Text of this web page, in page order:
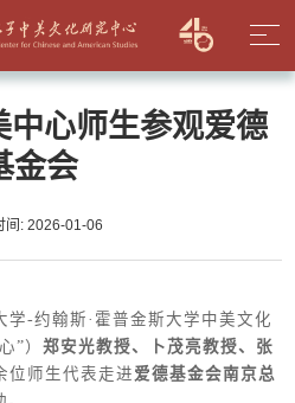
心师生参观爱德
金会
间: 2026-01-06
学-约翰斯·霍普金斯大学中美文化
”）郑安光教授、卜茂亮教授、张
位师生代表走进 爱德基金会南京总